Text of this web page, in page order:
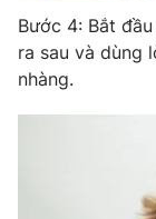
Bước 4: Bắt
ra sau và dùng
nhàng.